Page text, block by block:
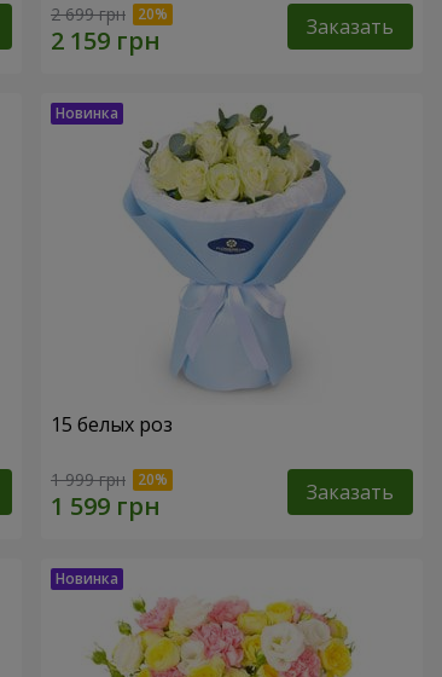
2 699 грн Заказать
15 белых роз
1 999 грн Заказать